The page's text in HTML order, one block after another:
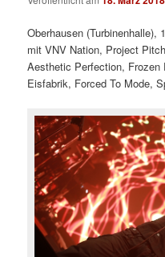
Oberhausen (Turbinenhalle),
mit VNV Nation, Project
Aesthetic Perfection,
Eisfabrik, Forced To Mode,